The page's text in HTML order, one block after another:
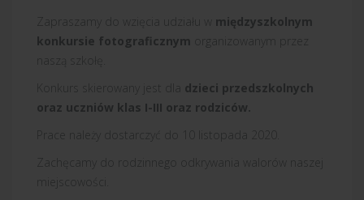
Zapraszamy do wzięcia udziału w międzyszkolnym
konkursie fotograficznym organizowanym przez
naszą szkołę.
Konkurs skierowany jest dla dzieci przedszkolnych
oraz uczniów klas I-III oraz rodziców.
Prace należy dostarczyć do 10 listopada 2020.
Zachęcamy do rodzinnego odkrywania walorów naszej
miejscowości.